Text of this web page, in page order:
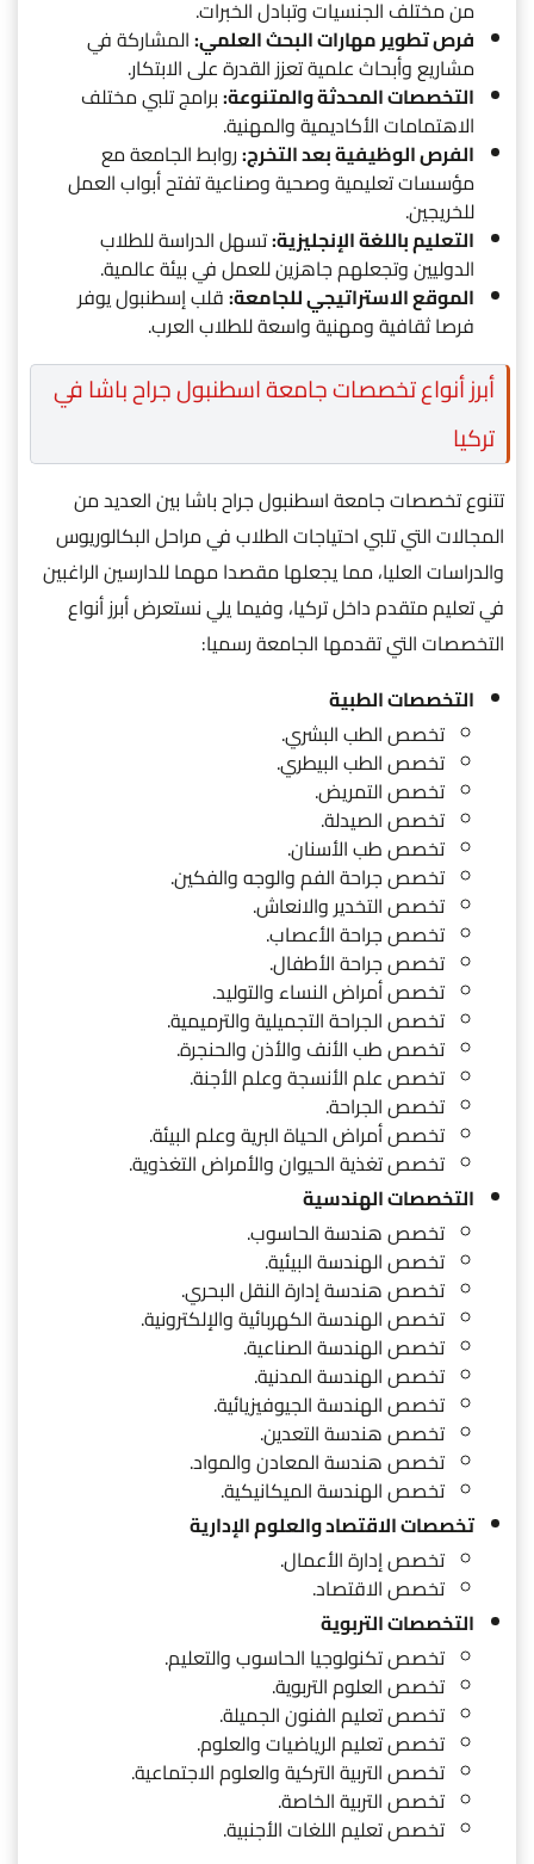
من مختلف الجنسيات وتبادل الخبرات.
فرص تطوير مهارات البحث العلمي:المشاركة في
مشاريع وأبحاث علمية تعزز القدرة على الابتكار.
التخصصات المحدثة والمتنوعة:برامج تلبي مختلف
الاهتمامات الأكاديمية والمهنية.
الفرص الوظيفية بعد التخرج:روابط الجامعة مع
مؤسسات تعليمية وصحية وصناعية تفتح أبواب العمل
للخريجين.
التعليم باللغة الإنجليزية:تسهل الدراسة للطلاب
الدوليين وتجعلهم جاهزين للعمل في بيئة عالمية.
الموقع الاستراتيجي للجامعة:قلب إسطنبول يوفر
فرصا ثقافية ومهنية واسعة للطلاب العرب.
أبرز أنواع تخصصات جامعة اسطنبول جراح باشا في
تركيا
تتنوع تخصصات جامعة اسطنبول جراح باشا بين العديد من
المجالات التي تلبي احتياجات الطلاب في مراحل البكالوريوس
والدراسات العليا، مما يجعلها مقصدا مهما للدارسين الراغبين
في تعليم متقدم داخل تركيا، وفيما يلي نستعرض أبرز أنواع
التخصصات التي تقدمها الجامعة رسميا:
التخصصات الطبية
تخصص الطب البشري.
تخصص الطب البيطري.
تخصص التمريض.
تخصص الصيدلة.
تخصص طب الأسنان.
تخصص جراحة الفم والوجه والفكين.
تخصص التخدير والانعاش.
تخصص جراحة الأعصاب.
تخصص جراحة الأطفال.
تخصص أمراض النساء والتوليد.
تخصص الجراحة التجميلية والترميمية.
تخصص طب الأنف والأذن والحنجرة.
تخصص علم الأنسجة وعلم الأجنة.
تخصص الجراحة.
تخصص أمراض الحياة البرية وعلم البيئة.
تخصص تغذية الحيوان والأمراض التغذوية.
التخصصات الهندسية
تخصص هندسة الحاسوب.
تخصص الهندسة البيئية.
تخصص هندسة إدارة النقل البحري.
تخصص الهندسة الكهربائية والإلكترونية.
تخصص الهندسة الصناعية.
تخصص الهندسة المدنية.
تخصص الهندسة الجيوفيزيائية.
تخصص هندسة التعدين.
تخصص هندسة المعادن والمواد.
تخصص الهندسة الميكانيكية.
تخصصات الاقتصاد والعلوم الإدارية
تخصص إدارة الأعمال.
تخصص الاقتصاد.
التخصصات التربوية
تخصص تكنولوجيا الحاسوب والتعليم.
تخصص العلوم التربوية.
تخصص تعليم الفنون الجميلة.
تخصص تعليم الرياضيات والعلوم.
تخصص التربية التركية والعلوم الاجتماعية.
تخصص التربية الخاصة.
تخصص تعليم اللغات الأجنبية.